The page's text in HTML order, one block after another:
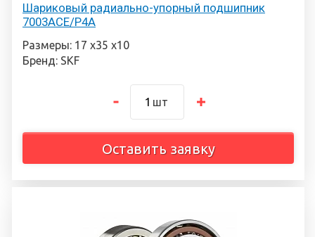
Шариковый радиально-упорный подшипник
7003ACE/P4A
Размеры: 17 х35 х10
Бренд: SKF
шт
Оставить заявку